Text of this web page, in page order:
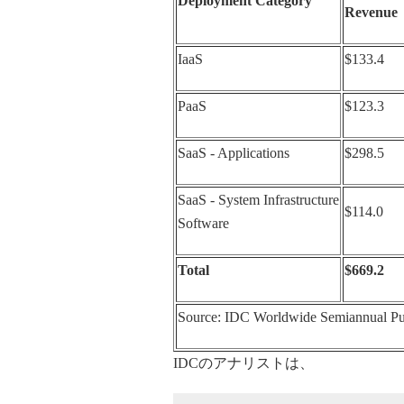
Revenue
IaaS $133.4
PaaS $123.3
SaaS - Applications $298.5
SaaS - System Infrastructure
Software
$114.0
Total $669.2
Source: IDC Worldwide Semiannual
IDCのアナリストは、